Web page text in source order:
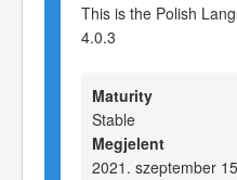
This is the Polish
4.0.3
Maturity
Stable
Megjelent
2021. szeptember